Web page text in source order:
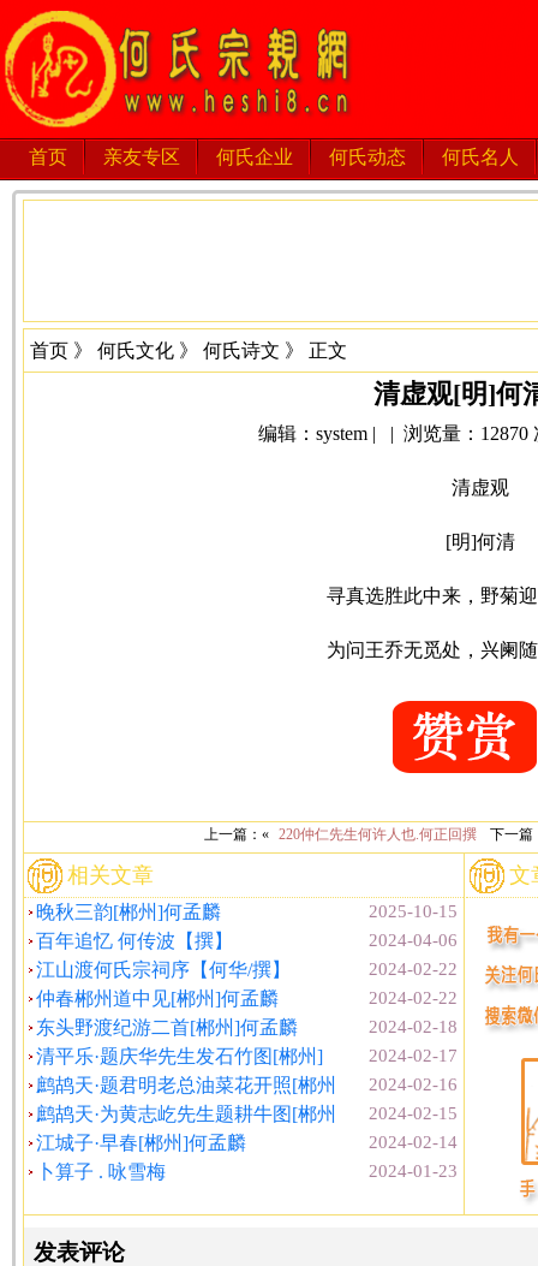
首页 亲友专区 何氏企业 何氏动态 何氏名人
首页 》 何氏文化 》 何氏诗文 》 正文
清虚观[明]何
编辑：system | | 浏览量：12870
清虚观
[明]何清
寻真选胜此中来，野菊
为问王乔无觅处，兴阑
上一篇：« 220仲仁先生何许人也.何正回撰 下一篇
相关文章
2025-10-15
晚秋三韵[郴州]何孟麟
2024-04-06
百年追忆 何传波【撰】
2024-02-22
江山渡何氏宗祠序【何华/撰】
2024-02-22
仲春郴州道中见[郴州]何孟麟
2024-02-18
东头野渡纪游二首[郴州]何孟麟
2024-02-17
清平乐·题庆华先生发石竹图[郴州]
2024-02-16
鹧鸪天·题君明老总油菜花开照[郴州
2024-02-15
鹧鸪天·为黄志屹先生题耕牛图[郴州
2024-02-14
江城子·早春[郴州]何孟麟
2024-01-23
卜算子 . 咏雪梅
文
发表评论